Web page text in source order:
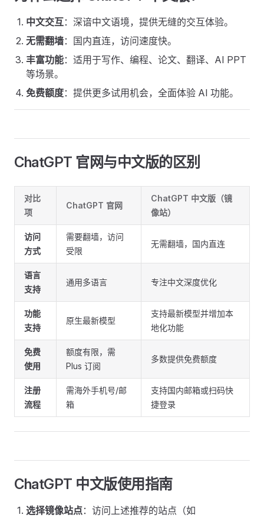
中文交互：深谙中文语境，提供无缝的交互体验。
无需翻墙：国内直连，访问速度快。
丰富功能：适用于写作、编程、论文、翻译、AI PPT
等场景。
免费额度：提供更多试用机会，全面体验 AI 功能。
ChatGPT 官网与中文版的区别
对比
项
ChatGPT 官网
ChatGPT 中文版（镜
像站）
访问
方式
需要翻墙，访问
受限
无需翻墙，国内直连
语言
支持
通用多语言 专注中文深度优化
功能
支持
原生最新模型
支持最新模型并增加本
地化功能
免费
使用
额度有限，需
Plus 订阅
多数提供免费额度
注册
流程
需海外手机号/邮
箱
支持国内邮箱或扫码快
捷登录
ChatGPT 中文版使用指南
选择镜像站点：访问上述推荐的站点（如